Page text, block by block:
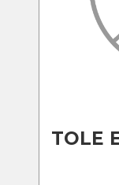
TOLE